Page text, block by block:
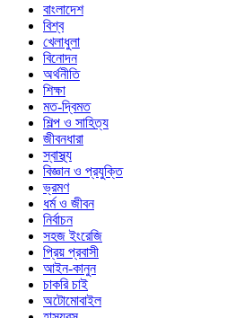
বাংলাদেশ
বিশ্ব
খেলাধুলা
বিনোদন
অর্থনীতি
শিক্ষা
মত-দ্বিমত
শিল্প ও সাহিত্য
জীবনধারা
স্বাস্থ্য
বিজ্ঞান ও প্রযুক্তি
ভ্রমণ
ধর্ম ও জীবন
নির্বাচন
সহজ ইংরেজি
প্রিয় প্রবাসী
আইন-কানুন
চাকরি চাই
অটোমোবাইল